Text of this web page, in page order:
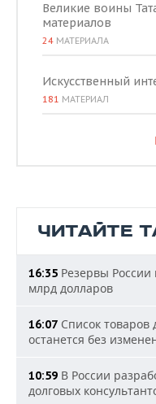
Великие воины
материалов
24 МАТЕРИАЛА
Искусственный
181 МАТЕРИАЛ
ЧИТАЙТЕ
16:35 Резервы России
млрд долларов
16:07 Список товаров
останется без
10:59 В России
долговых